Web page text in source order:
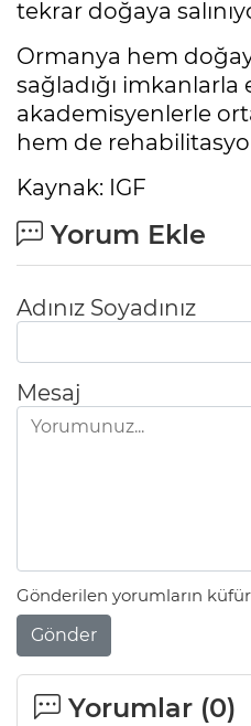
tekrar doğaya
Ormanya hem
sağladığı
akademisyenlerle
hem de
Kaynak: IGF
Yorum Ekle
Adınız Soyadınız
Mesaj
Gönderilen yorumların
Gönder
Yorumlar (0)